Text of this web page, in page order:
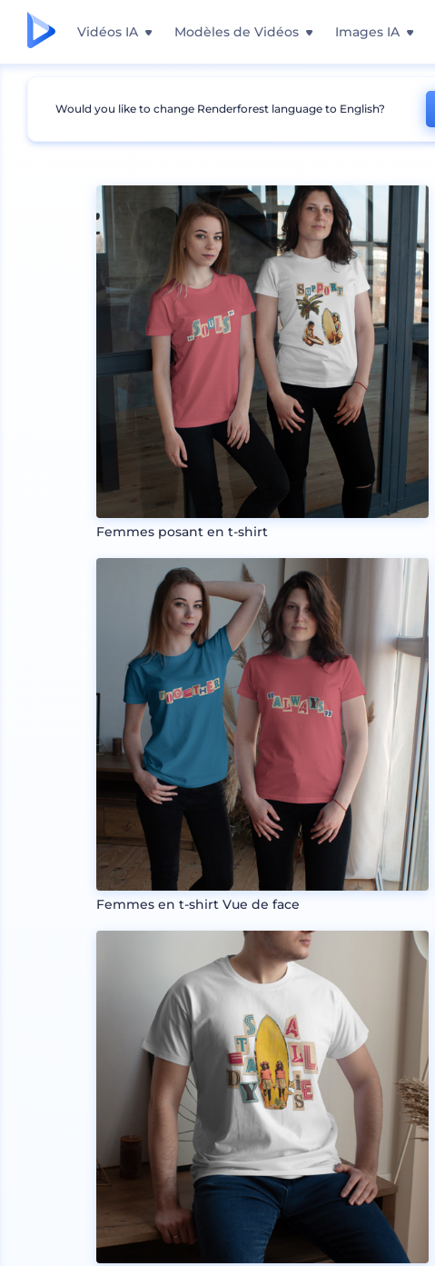
Vidéos IA Modèles de Vidéos Images IA
Mockups Vêtements Mockup de t-shirt
Femmes posant en t-shirt
Femmes en t-shirt Vue de face
Would you like to change Renderforest language to English?